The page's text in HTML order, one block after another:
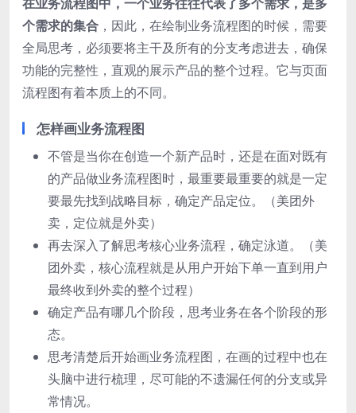
个需求的集合 ，因此，在绘制业务流程图的时候，需要
全局思考，必须要将主干及所有的分支考虑进去，确保
功能的完整性，直观的展示产品的整个过程。它与页面
流程图有着本质上的不同。
怎样画业务流程图
不管是当你在创造一个新产品时，还是在面对既有
的产品做业务流程图时，最重要最重要的就是一定
要最先找到战略目标，确定产品定位。（美团外
卖，定位就是外卖）
再去深入了解思考核心业务流程，确定泳道。（美
团外卖，核心流程就是从用户开始下单一直到用户
最终收到外卖的整个过程）
确定产品有哪几个阶段，思考业务在各个阶段的形
态。
思考清楚后开始画业务流程图，在画的过程中也在
头脑中进行梳理，尽可能的不遗漏任何的分支或异
常情况。